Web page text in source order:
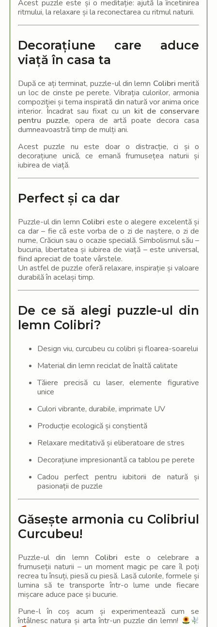
Acest puzzle este și o meditație: ajută la încetinirea
ritmului, la relaxare și la reconectarea cu ritmul naturii.
Decorațiune care aduce
viață în casa ta
După ce ați terminat, puzzle-ul din lemn Colibri merită
un loc de cinste pe perete. Vibrația culorilor, armonia
compoziției și tema inspirată din natură vor anima orice
interior. Încadrat sau fixat cu un kit de conservare
pentru puzzle, opera de artă poate decora casa
dumneavoastră timp de mulți ani.
Acest puzzle nu este doar o distracție, ci și o
decorațiune unică, ce emană frumusețea naturii și
iubirea de viață.
Perfect și ca dar
Puzzle-ul din lemn Colibri este o alegere excelentă și
ca dar – fie că este vorba de o zi de naștere, o zi de
nume, Crăciun sau o ocazie specială. Simbolismul său –
bucuria, libertatea și iubirea de viață – este universal,
fiind apreciat de toate vârstele.
Un astfel de puzzle oferă relaxare, inspirație și valoare
durabilă în același timp.
De ce să alegi puzzle-ul din
lemn Colibri?
Design viu, curcubeu cu colibri și floarea-soarelui
Material din lemn reciclat de înaltă calitate
Tăiere precisă cu laser, elemente figurative
unice
Culori vibrante, durabile, imprimate UV
Producție ecologică și conștientă
Relaxare meditativă și eliberatoare de stres
Decorațiune impresionantă ca tablou pe perete
Cadou perfect pentru iubitorii de natură și
pasionații de puzzle
Găsește armonia cu Colibriul
Curcubeu!
Puzzle-ul din lemn Colibri este o celebrare a
frumuseții naturii – un moment magic pe care îl poți
recrea tu însuți, piesă cu piesă. Lasă culorile, formele și
lumina să te transporte într-o lume unde fiecare
mișcare aduce pace și bucurie.
Pune-l în coș acum și experimentează cum se
întâlnesc natura și arta într-un puzzle din lemn!